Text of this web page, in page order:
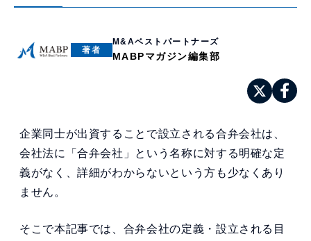
著者
M&Aベストパートナーズ
MABPマガジン編集部
企業同士が出資することで設立される合弁会社は、
会社法に「合弁会社」という名称に対する明確な定
義がなく、詳細がわからないという方も少なくあり
ません。
そこで本記事では、合弁会社の定義・設立される目